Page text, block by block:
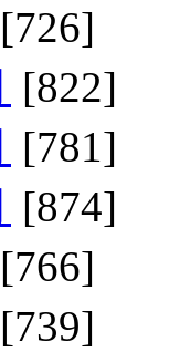
[726]
[822]
[781]
[874]
[766]
[739]